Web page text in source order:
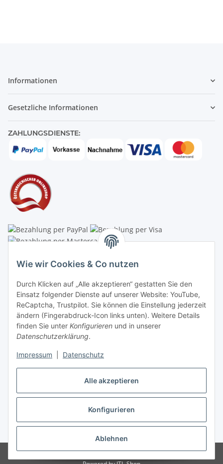
Alle akzeptieren
Konfigurieren
Ablehnen
Wie wir Cookies & Co nutzen
Durch Klicken auf „Alle akzeptieren“ gestatten Sie den
Einsatz folgender Dienste auf unserer Website: YouTube,
ReCaptcha, Trustpilot. Sie können die Einstellung jederzeit
ändern (Fingerabdruck-Icon links unten). Weitere Details
finden Sie unter Konfigurieren und in unserer
Datenschutzerklärung.
Impressum Datenschutz
Informationen
Gesetzliche Informationen
ZAHLUNGSDIENSTE:
Schauraum & Verkauf: Pfarrwald 46
Buchhaltung: Königleiten 11
A-3354 Wolfsbach
+43747782730
shop@krippen-shop.at
www.krippen-shop.at
Vertrag widerrufen
* Alle Preise inkl. gesetzlicher USt., zzgl.